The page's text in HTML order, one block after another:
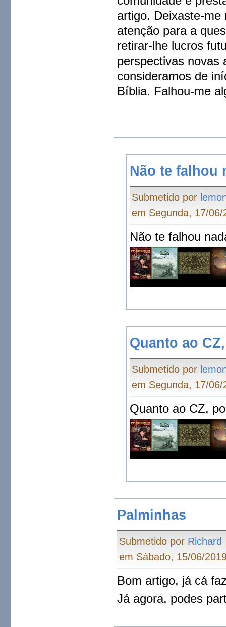
artigo. Deixaste-
atenção para a
retirar-lhe lucros
perspectivas novas
consideramos de
Bíblia. Falhou-me
Não te falhou
Submetido por
em Segunda, 17/
Não te falhou
Quanto ao
Submetido por
em Segunda, 17/
Quanto ao CZ,
Palminhas
Submetido por Richard
em Sábado, 15/06/
Bom artigo, já cá
Já agora, podes